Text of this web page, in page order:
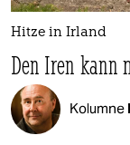
Hitze in Irland
Den Iren kann
Kolumne